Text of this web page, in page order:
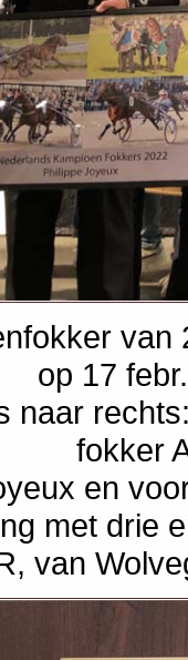
op 17
naar
fokker
en
met drie
van